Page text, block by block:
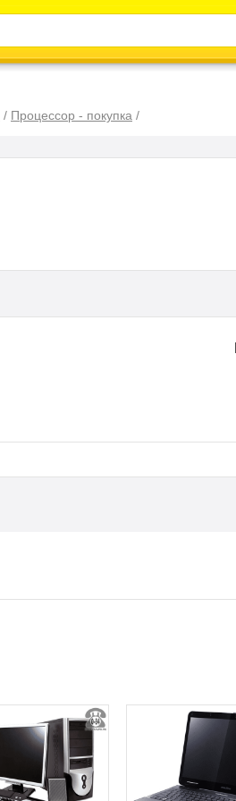
/ Процессор - покупка /